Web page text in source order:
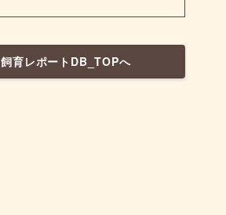
飼育レポートDB_TOPへ